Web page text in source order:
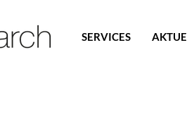
SERVICES